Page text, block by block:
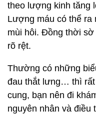
theo lượng kinh tăng
Lượng máu có thể ra
mùi hôi. Đồng thời sờ
rõ rệt.
Thường có những
đau thắt lưng… thì
cung, bạn nên đi
nguyên nhân và điều